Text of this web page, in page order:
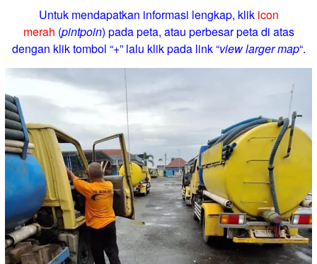
Untuk mendapatkan informasi lengkap, klik icon
merah (pintpoin) pada peta, atau perbesar peta di atas
dengan klik tombol “+” lalu klik pada link “view larger map“.